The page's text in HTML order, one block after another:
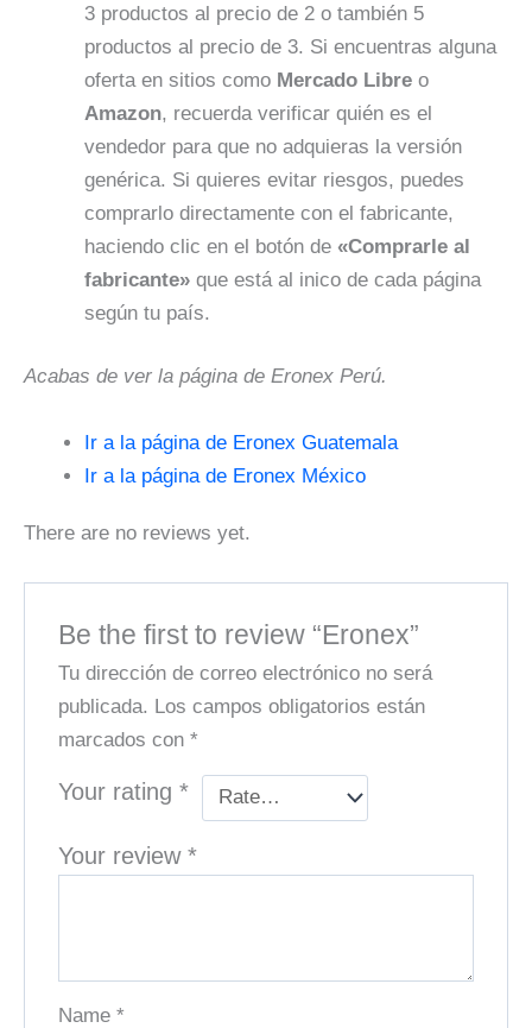
3 productos al precio de 2 o también 5
productos al precio de 3. Si encuentras alguna
oferta en sitios como Mercado Libre o
Amazon, recuerda verificar quién es el
vendedor para que no adquieras la versión
genérica. Si quieres evitar riesgos, puedes
comprarlo directamente con el fabricante,
haciendo clic en el botón de «Comprarle al
fabricante» que está al inico de cada página
según tu país.
Acabas de ver la página de Eronex Perú.
Ir a la página de Eronex Guatemala
Ir a la página de Eronex México
There are no reviews yet.
Be the first to review “Eronex”
Tu dirección de correo electrónico no será
publicada. Los campos obligatorios están
marcados con*
Your rating*
Your review*
Name*